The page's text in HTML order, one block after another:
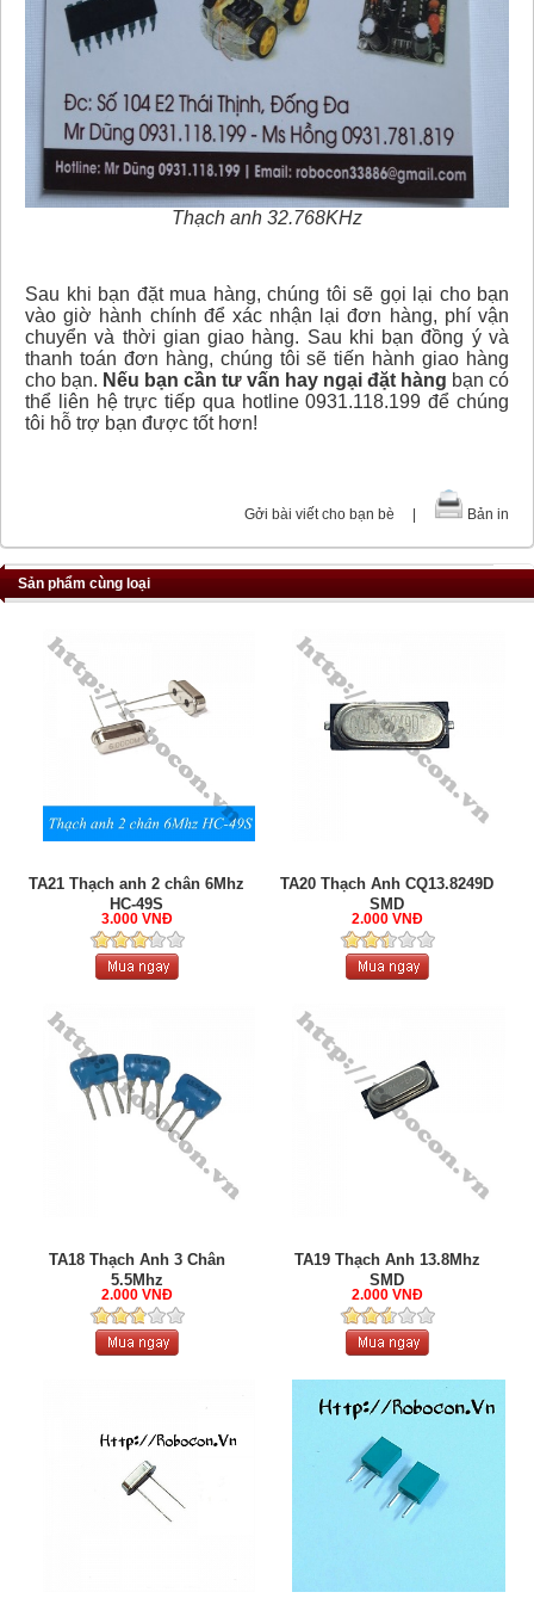
Thạch anh 32.768KHz
Sau khi bạn đặt mua hàng, chúng tôi sẽ gọi lại cho bạn
vào giờ hành chính để xác nhận lại đơn hàng, phí vận
chuyển và thời gian giao hàng. Sau khi bạn đồng ý và
thanh toán đơn hàng, chúng tôi sẽ tiến hành giao hàng
cho bạn. Nếu bạn cần tư vấn hay ngại đặt hàng bạn có
thể liên hệ trực tiếp qua hotline 0931.118.199 để chúng
tôi hỗ trợ bạn được tốt hơn!
Gởi bài viết cho bạn bè Bản in
Sản phẩm cùng loại
TA21 Thạch anh 2 chân 6Mhz
HC-49S
3.000 VNĐ
TA20 Thạch Anh CQ13.8249D
SMD
2.000 VNĐ
TA18 Thạch Anh 3 Chân
5.5Mhz
2.000 VNĐ
TA19 Thạch Anh 13.8Mhz
SMD
2.000 VNĐ